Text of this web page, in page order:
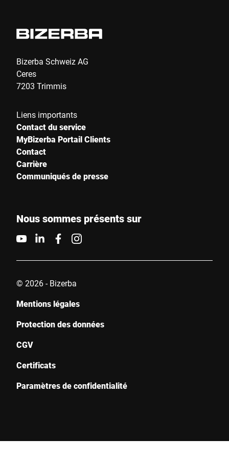
Bizerba Schweiz AG
Ceres
7203 Trimmis
Liens importants
Contact du service
MyBizerba Portail Clients
Contact
Carrière
Communiqués de presse
Nous sommes présents sur
© 2026 - Bizerba
Mentions légales
Protection des données
CGV
Certificats
Paramètres de confidentialité